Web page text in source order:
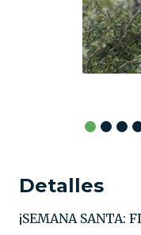
Detalles
¡SEMANA SANTA: